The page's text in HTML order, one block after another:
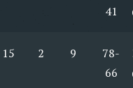
41
15 2 9
78-
66